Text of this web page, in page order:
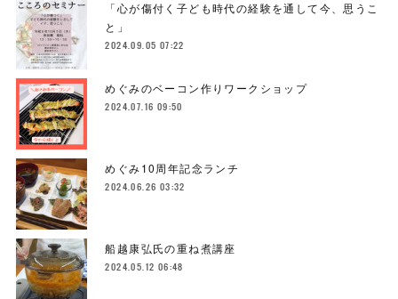
「心が傷付く子ども時代の経験を通して今、思うこ
と」
2024.09.05 07:22
めぐみのベーコン作りワークショップ
2024.07.16 09:50
めぐみ10周年記念ランチ
2024.06.26 03:32
船越康弘氏の重ね煮講座
2024.05.12 06:48